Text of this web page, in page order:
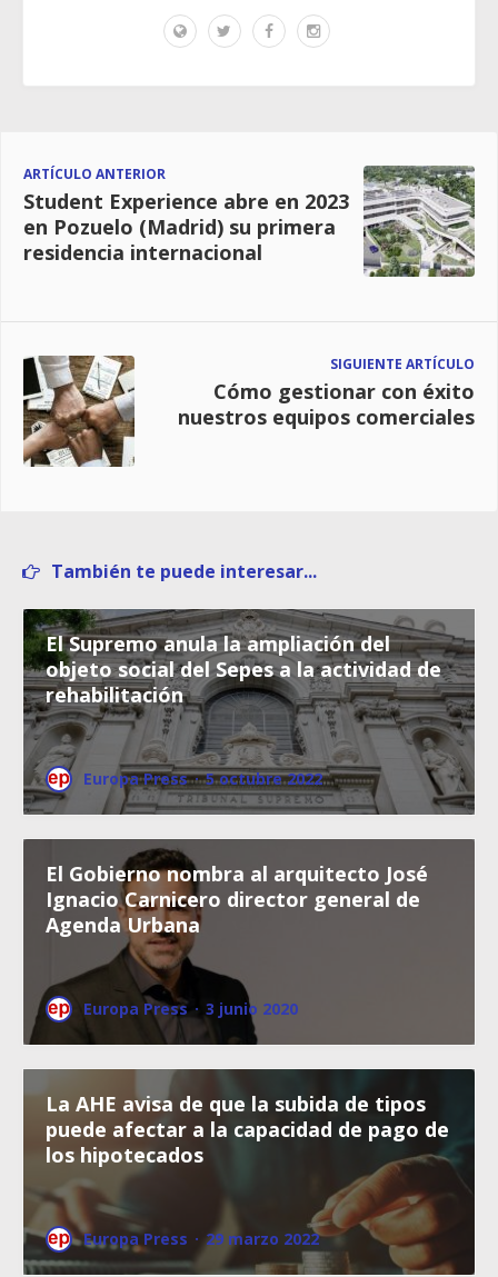
ARTÍCULO ANTERIOR
Student Experience abre en 2023
en Pozuelo (Madrid) su primera
residencia internacional
SIGUIENTE ARTÍCULO
Cómo gestionar con éxito
nuestros equipos comerciales
También te puede interesar...
El Supremo anula la ampliación del
objeto social del Sepes a la actividad de
rehabilitación
Europa Press · 5 octubre 2022
El Gobierno nombra al arquitecto José
Ignacio Carnicero director general de
Agenda Urbana
Europa Press · 3 junio 2020
La AHE avisa de que la subida de tipos
puede afectar a la capacidad de pago de
los hipotecados
Europa Press · 29 marzo 2022